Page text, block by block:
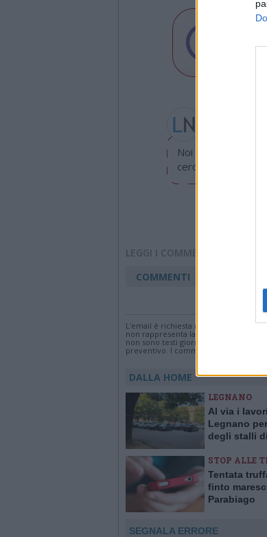
Noi di
cerchiamo di
LEGGI I COMMENTI
COMMENTI
L'email è richiesta ma non verrà
non rappresenta la linea editoriale di
non sono testi giornalistici, ma post
preventivo. I commenti che
DALLA HOME
LEGNANO
Al via i
Legnano
degli stalli
STOP ALLE
Tentata
finto
Parabiago
SEGNALA ERRORE